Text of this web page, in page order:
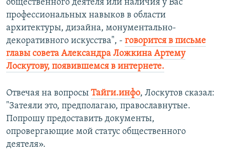
общественного деятеля или наличия у Вас
профессиональных навыков в области
архитектуры, дизайна, монументально-
декоративного искусства", - говорится в письме
главы совета Александра Ложкина Артему
Лоскутову, появившемся в интернете.
Отвечая на вопросы Тайги.инфо, Лоскутов сказал:
"Затеяли это, предполагаю, православнутые.
Попрошу предоставить документы,
опровергающие мой статус общественного
деятеля».